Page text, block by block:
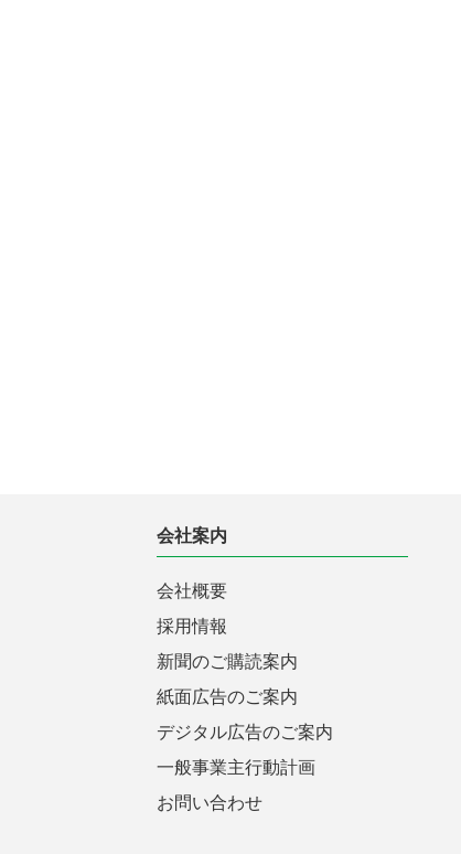
会社案内
会社概要
採用情報
新聞のご購読案内
紙面広告のご案内
デジタル広告のご案内
一般事業主行動計画
お問い合わせ